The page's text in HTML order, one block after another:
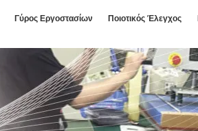
Γύρος Εργοστασίων Ποιοτικός Έλεγχος